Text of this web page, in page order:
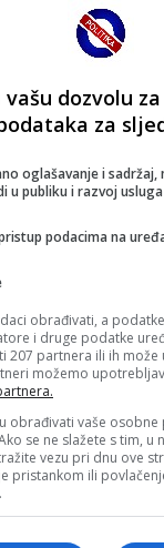
vašu dozvolu
za
oglašavanje i sadržaj,
u publiku i razvoj usluga
podacima na
obrađivati, a
i druge podatke
207 partnera ili ih
možemo
obrađivati vaše osobne
se ne slažete s tim, u
vezu pri dnu ove
pristankom ili